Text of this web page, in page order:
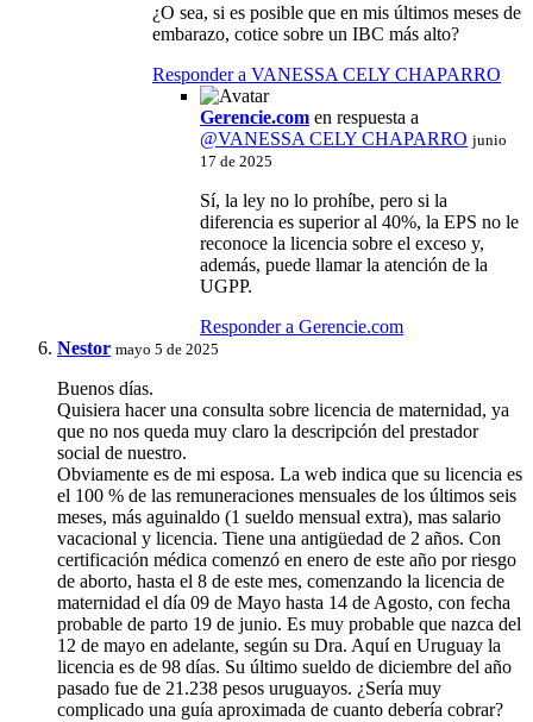
¿O sea, si es posible que en mis últimos meses de
embarazo, cotice sobre un IBC más alto?
Responder a VANESSA CELY CHAPARRO
Gerencie.com en respuesta a
@VANESSA CELY CHAPARRO junio
17 de 2025
Sí, la ley no lo prohíbe, pero si la
diferencia es superior al 40%, la EPS no le
reconoce la licencia sobre el exceso y,
además, puede llamar la atención de la
UGPP.
Responder a Gerencie.com
Nestor mayo 5 de 2025
Buenos días.
Quisiera hacer una consulta sobre licencia de maternidad, ya
que no nos queda muy claro la descripción del prestador
social de nuestro.
Obviamente es de mi esposa. La web indica que su licencia es
el 100 % de las remuneraciones mensuales de los últimos seis
meses, más aguinaldo (1 sueldo mensual extra), mas salario
vacacional y licencia. Tiene una antigüedad de 2 años. Con
certificación médica comenzó en enero de este año por riesgo
de aborto, hasta el 8 de este mes, comenzando la licencia de
maternidad el día 09 de Mayo hasta 14 de Agosto, con fecha
probable de parto 19 de junio. Es muy probable que nazca del
12 de mayo en adelante, según su Dra. Aquí en Uruguay la
licencia es de 98 días. Su último sueldo de diciembre del año
pasado fue de 21.238 pesos uruguayos. ¿Sería muy
complicado una guía aproximada de cuanto debería cobrar?